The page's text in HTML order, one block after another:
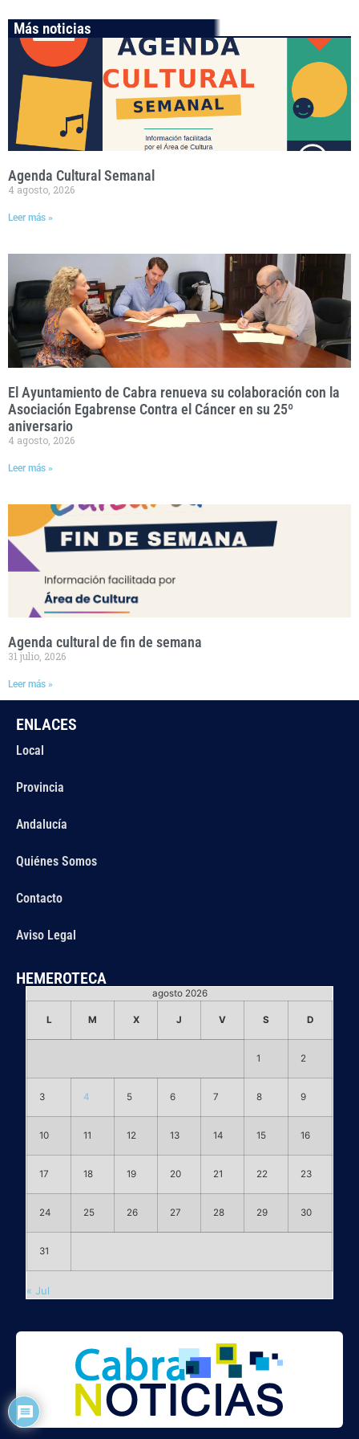
Más noticias
Agenda Cultural Semanal
4 agosto, 2026
Leer más »
El Ayuntamiento de Cabra renueva su colaboración con la
Asociación Egabrense Contra el Cáncer en su 25º
aniversario
4 agosto, 2026
Leer más »
Agenda cultural de fin de semana
31 julio, 2026
Leer más »
ENLACES
Local
Provincia
Andalucía
Quiénes Somos
Contacto
Aviso Legal
HEMEROTECA
agosto 2026
L M X J V S D
1 2
3 4 5 6 7 8 9
10 11 12 13 14 15 16
17 18 19 20 21 22 23
24 25 26 27 28 29 30
31
« Jul